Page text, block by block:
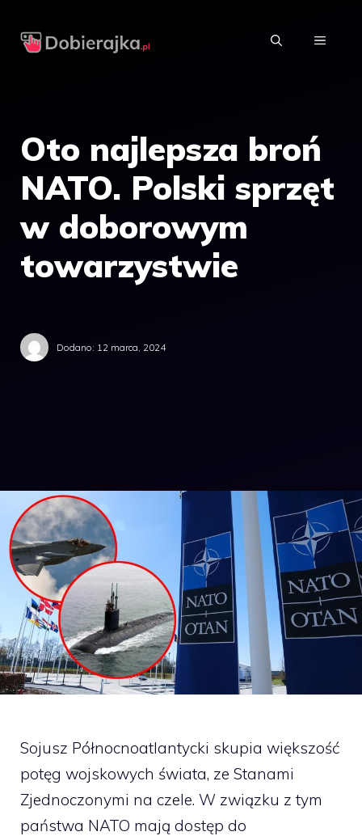
MENU
Oto najlepsza broń
NATO. Polski sprzęt
w doborowym
towarzystwie
Dodano: 12 marca, 2024
Sojusz Północnoatlantycki skupia większość
potęg wojskowych świata, ze Stanami
Zjednoczonymi na czele. W związku z tym
państwa NATO mają dostęp do